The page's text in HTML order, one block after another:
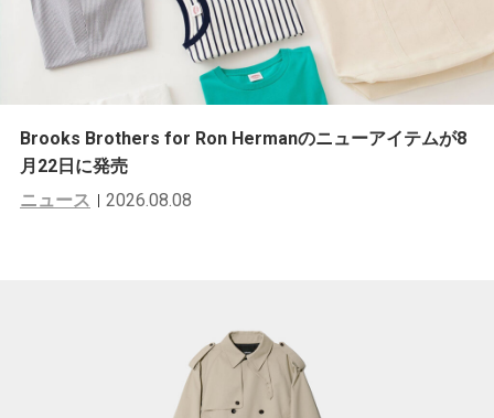
Brooks Brothers for Ron Hermanのニューアイテムが8
月22日に発売
ニュース
2026.08.08